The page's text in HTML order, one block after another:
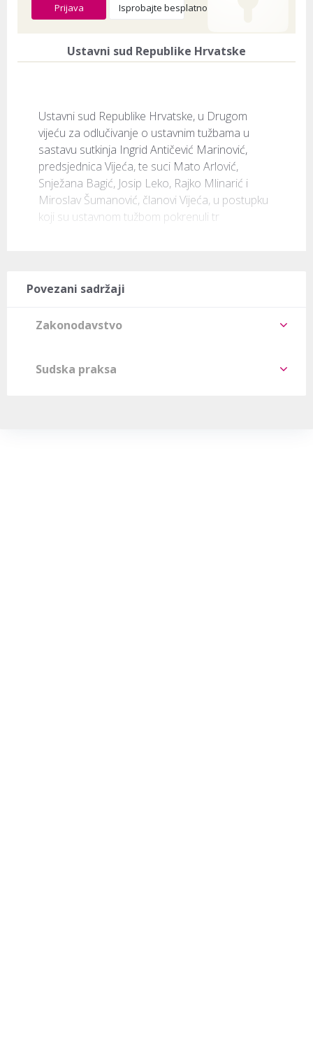
Prijava Isprobajte besplatno
Ustavni sud Republike Hrvatske
Ustavni sud Republike Hrvatske, u Drugom
vijeću za odlučivanje o ustavnim tužbama u
sastavu sutkinja Ingrid Antičević Marinović,
predsjednica Vijeća, te suci Mato Arlović,
Snježana Bagić, Josip Leko, Rajko Mlinarić i
Miroslav Šumanović, članovi Vijeća, u postupku
koji su ustavnom tužbom pokrenuli tr
Povezani sadržaji
Zakonodavstvo
Sudska praksa